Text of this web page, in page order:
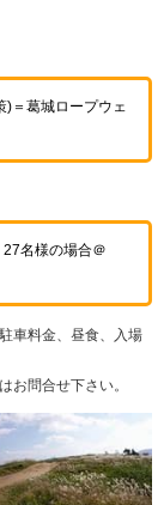
)＝葛城ロープウェ
名様の場合＠
車料金、昼食、入場
お問合せ下さい。